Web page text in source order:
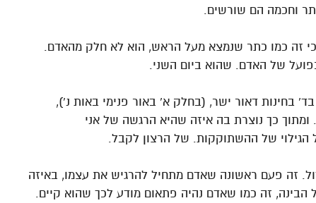
וחכמה הם שורשים.
זה כמו כתר שנמצא מעל הראש, הוא לא חלק מהאדם.
של האדם. שהוא ביום השני.
בחינות דאור ישר, (בחלק א’ באור פנימי באות נ’),
כך נוצרת בה איזה שהיא הרגשה של אני
של ההשתוקקות. של הרצון לקבל.
זה פעם ראשונה שאדם מתחיל להרגיש את עצמו, באיזה
הבינה, זה כמו שאדם נהיה פתאום מודע לכך שהוא קיים.